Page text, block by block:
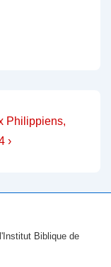
Philippiens,
›
Biblique de